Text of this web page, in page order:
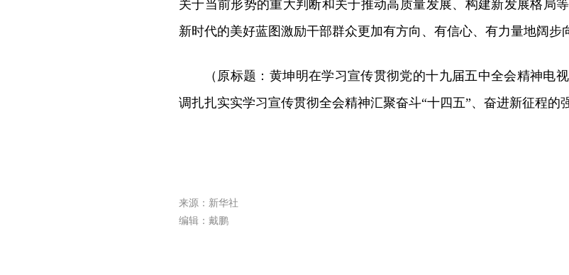
关于当前形势的重大判断和关于推动高质量发展、构建新发展格局
新时代的美好蓝图激励干部群众更加有方向、有信心、有力量地阔步
（原标题：黄坤明在学习宣传贯彻党的十九届五中全会精神电
调扎扎实实学习宣传贯彻全会精神汇聚奋斗“十四五”、奋进新征程的
来源：新华社
编辑：戴鹏